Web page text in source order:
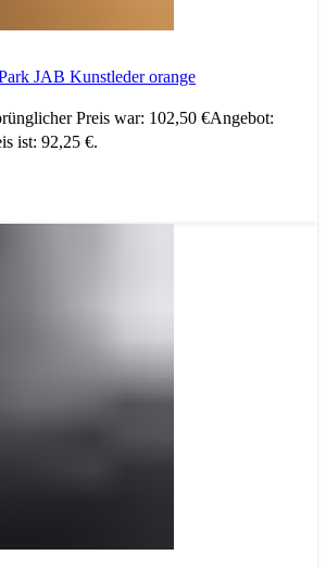
JAB Kunstleder orange
Preis war: 102,50 €Angebot:
ist: 92,25 €.